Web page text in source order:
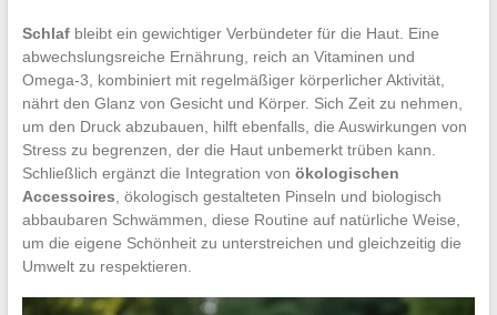
Schlafbleibt ein gewichtiger Verbündeter für die Haut. Eine
abwechslungsreiche Ernährung, reich an Vitaminen und
Omega-3, kombiniert mit regelmäßiger körperlicher Aktivität,
nährt den Glanz von Gesicht und Körper. Sich Zeit zu nehmen,
um den Druck abzubauen, hilft ebenfalls, die Auswirkungen von
Stress zu begrenzen, der die Haut unbemerkt trüben kann.
Schließlich ergänzt die Integration von ökologischen
Accessoires , ökologisch gestalteten Pinseln und biologisch
abbaubaren Schwämmen, diese Routine auf natürliche Weise,
um die eigene Schönheit zu unterstreichen und gleichzeitig die
Umwelt zu respektieren.